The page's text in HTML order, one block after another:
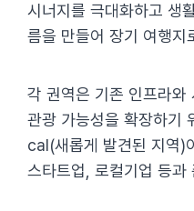
시너지를 극대화하고 생
름을 만들어 장기 여행지
각 권역은 기존 인프라와
관광 가능성을 확장하기
cal(새롭게 발견된 지역)
스타트업, 로컬기업 등과